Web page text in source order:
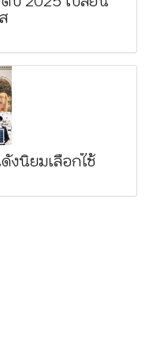
งนิยมเลือกใช้